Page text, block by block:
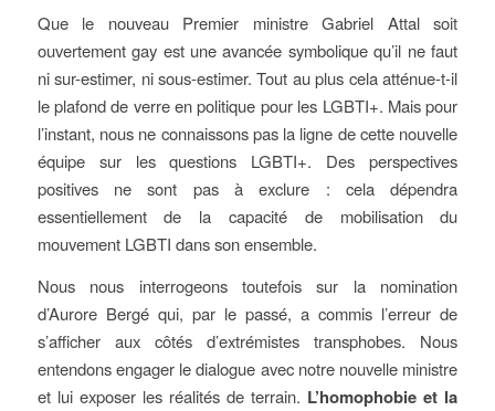
Que le nouveau Premier ministre Gabriel Attal soit
ouvertement gay est une avancée symbolique qu’il ne faut
ni sur-estimer, ni sous-estimer. Tout au plus cela atténue-t-il
le plafond de verre en politique pour les LGBTI+. Mais pour
l’instant, nous ne connaissons pas la ligne de cette nouvelle
équipe sur les questions LGBTI+. Des perspectives
positives ne sont pas à exclure : cela dépendra
essentiellement de la capacité de mobilisation du
mouvement LGBTI dans son ensemble.
Nous nous interrogeons toutefois sur la nomination
d’Aurore Bergé qui, par le passé, a commis l’erreur de
s’afficher aux côtés d’extrémistes transphobes. Nous
entendons engager le dialogue avec notre nouvelle ministre
et lui exposer les réalités de terrain. L’homophobieet la